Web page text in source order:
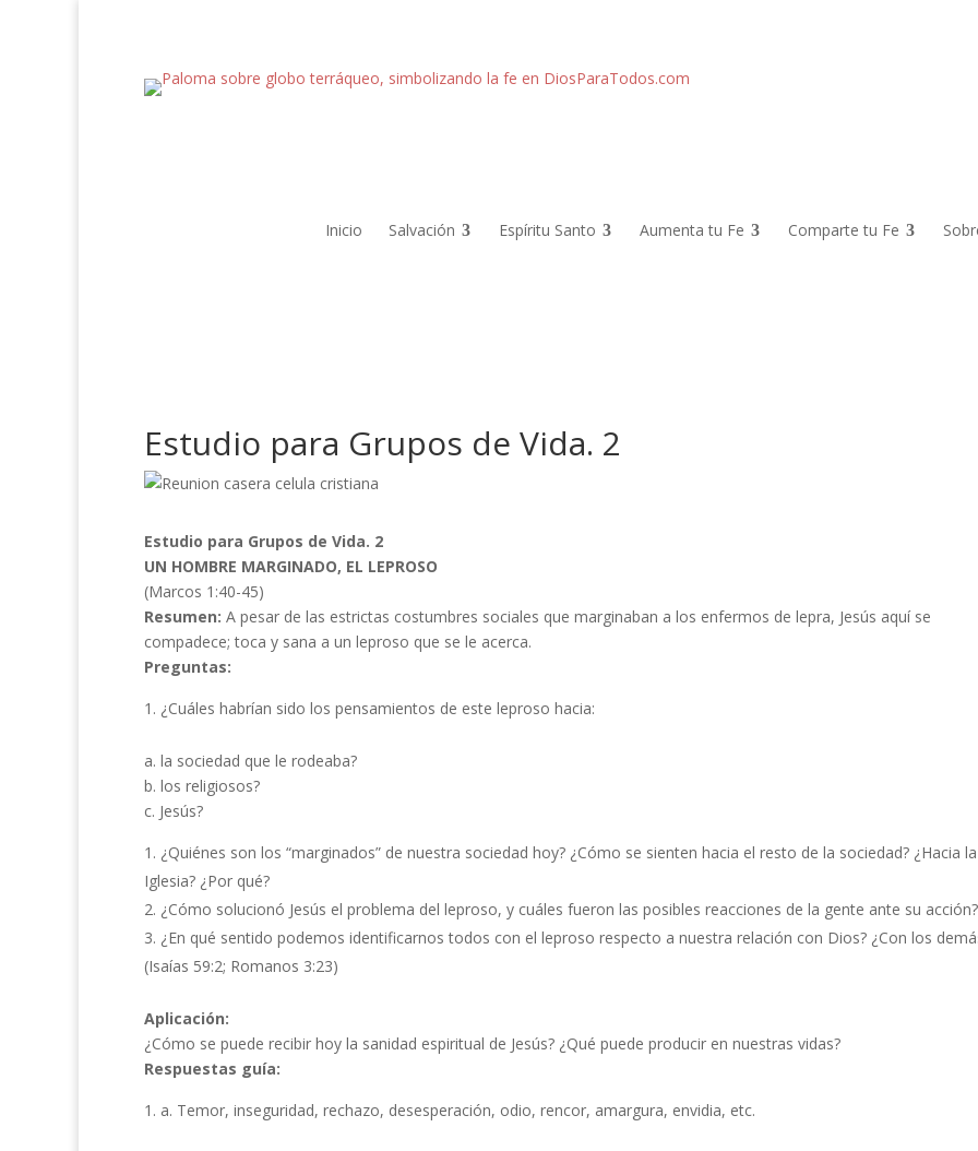
Inicio Salvación Espíritu Santo Aumenta tu Fe Comparte tu Fe
Estudio para Grupos de Vida. 2
Estudio para Grupos de Vida. 2
UN HOMBRE MARGINADO, EL LEPROSO
(Marcos 1:40-45)
Resumen: A pesar de las estrictas costumbres sociales que marginaban a los enfermos de lepra, Jesús aquí se
compadece; toca y sana a un leproso que se le acerca.
Preguntas:
¿Cuáles habrían sido los pensamientos de este leproso hacia:
a. la sociedad que le rodeaba?
b. los religiosos?
c. Jesús?
¿Quiénes son los “marginados” de nuestra sociedad hoy? ¿Cómo se sienten hacia el resto de la sociedad? ¿Hacia la
Iglesia? ¿Por qué?
¿Cómo solucionó Jesús el problema del leproso, y cuáles fueron las posibles reacciones de la gente ante su acción?
¿En qué sentido podemos identificarnos todos con el leproso respecto a nuestra relación con Dios? ¿Con los
(Isaías 59:2; Romanos 3:23)
Aplicación:
¿Cómo se puede recibir hoy la sanidad espiritual de Jesús? ¿Qué puede producir en nuestras vidas?
Respuestas guía:
a. Temor, inseguridad, rechazo, desesperación, odio, rencor, amargura, envidia, etc.